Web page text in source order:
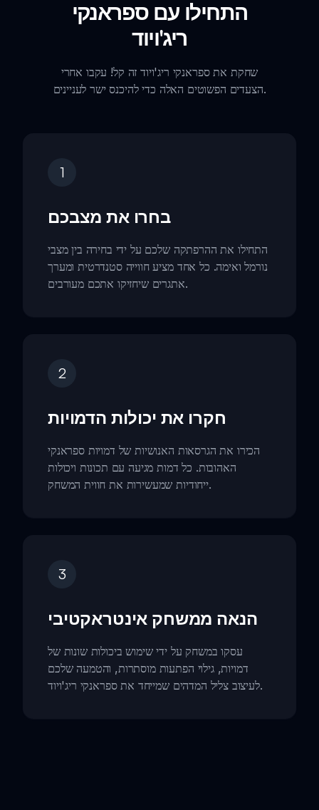
התחילו עם ספראנקי
ריג'ויוד
שחקת את ספראנקי ריג'ויוד זה קל! עקבו אחרי
הצעדים הפשוטים האלה כדי להיכנס ישר לעניינים.
1
בחרו את מצבכם
התחילו את ההרפתקה שלכם על ידי בחירה בין מצבי
נורמל ואימה. כל אחד מציע חווייה סטנדרטית ומערך
אתגרים שיחזיקו אתכם מעורבים.
2
חקרו את יכולות הדמויות
הכירו את הגרסאות האנושיות של דמויות ספראנקי
האהובות. כל דמות מגיעה עם תכונות ויכולות
ייחודיות שמעשירות את חווית המשחק.
3
הנאה ממשחק אינטראקטיבי
עסקו במשחק על ידי שימוש ביכולות שונות של
דמויות, גילוי הפתעות מוסתרות, והטמעה שלכם
לעיצוב צליל המדהים שמייחד את ספראנקי ריג'ויוד.